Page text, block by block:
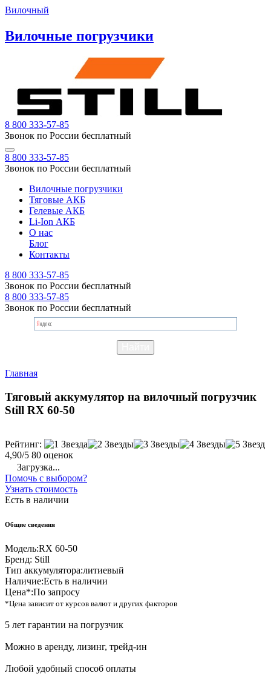
Вилочный
Вилочные погрузчики
8 800 333-57-85
Звонок по России бесплатный
8 800 333-57-85
Звонок по России бесплатный
Вилочные погрузчики
Тяговые АКБ
Гелевые АКБ
Li-Ion АКБ
О нас
Блог
Контакты
8 800 333-57-85
Звонок по России бесплатный
8 800 333-57-85
Звонок по России бесплатный
Главная
Тяговый аккумулятор на вилочный погрузчик
Still RX 60-50
Рейтинг:
4,90/5 80 оценок
Загрузка...
Помочь с выбором?
Узнать стоимость
Есть в наличии
Общие сведения
Модель:RX 60-50
Бренд: Still
Тип аккумулятора:литиевый
Наличие:Есть в наличии
Цена*:По запросу
*Цена зависит от курсов валют и других факторов
5 лет гарантии на погрузчик
Можно в аренду, лизинг, трейд-ин
Любой удобный способ оплаты